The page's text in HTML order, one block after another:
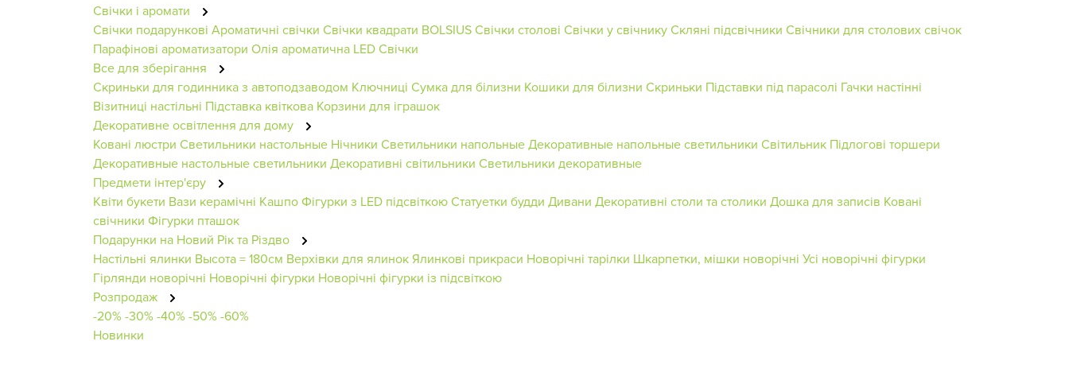
Свічки і аромати
Свічки подарункові Ароматичні свічки Свічки квадрати BOLSIUSСвічки столові Свічки у свічникуСкляні підсвічники Свічники для столових свічок
Парафінові ароматизатори Олія ароматична LED Свічки
Все для зберігання
Скриньки для годинника з автоподзаводом Ключниці Сумка для білизни Кошики для білизни Скриньки Підставки під парасолі Гачки настінні
Візитниці настільні Підставка квіткова Корзини для іграшок
Декоративне освітлення для дому
Ковані люстри Светильники настольные Нічники Светильники напольныеДекоративные напольные светильники Світильник Підлогові торшери
Декоративные настольные светильники Декоративні світильники Светильники декоративные
Предмети інтер'єру
Квіти букети Вази керамічні КашпоФігурки з LED підсвіткоюСтатуетки будди Дивани Декоративні столи та столики Дошка для записів Ковані
свічники Фігурки пташок
Подарунки на Новий Рік та Різдво
Настільні ялинки Высота = 180см Верхівки для ялинок Ялинкові прикраси Новорічні тарілки Шкарпетки, мішки новорічні Усі новорічні фігурки
Гірлянди новорічні Новорічні фігурки Новорічні фігурки із підсвіткою
Розпродаж
-20%-30%-40%-50%-60%
Новинки